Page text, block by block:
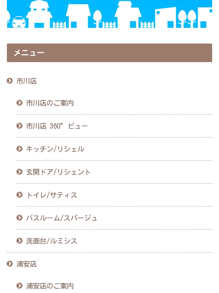
メニュー
市川店
市川店のご案内
市川店 360°ビュー
キッチン/リシェル
玄関ドア/リシェント
トイレ/サティス
バスルーム/スパージュ
洗面台/ルミシス
浦安店
浦安店のご案内